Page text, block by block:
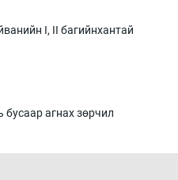
I, II багийнхантай
бусаар агнах зөрчил